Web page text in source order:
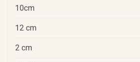
10cm
12 cm
2 cm